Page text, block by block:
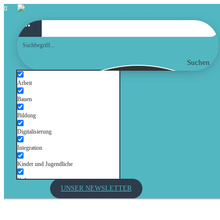
Suchen
Arbeit
Bauen
Bildung
Digitalisierung
Integration
Kinder und Jugendliche
Kultur
UNSER NEWSLETTER